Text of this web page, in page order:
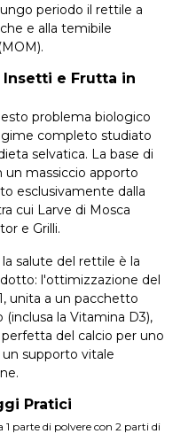
periodo il rettile a
e alla temibile
e Frutta in
problema biologico
completo studiato
selvatica. La base di
massiccio apporto
esclusivamente dalla
cui Larve di Mosca
e Grilli.
salute del rettile è la
l'ottimizzazione del
unita a un pacchetto
la Vitamina D3),
del calcio per uno
supporto vitale
Pratici
1 parte di polvere con 2 parti di